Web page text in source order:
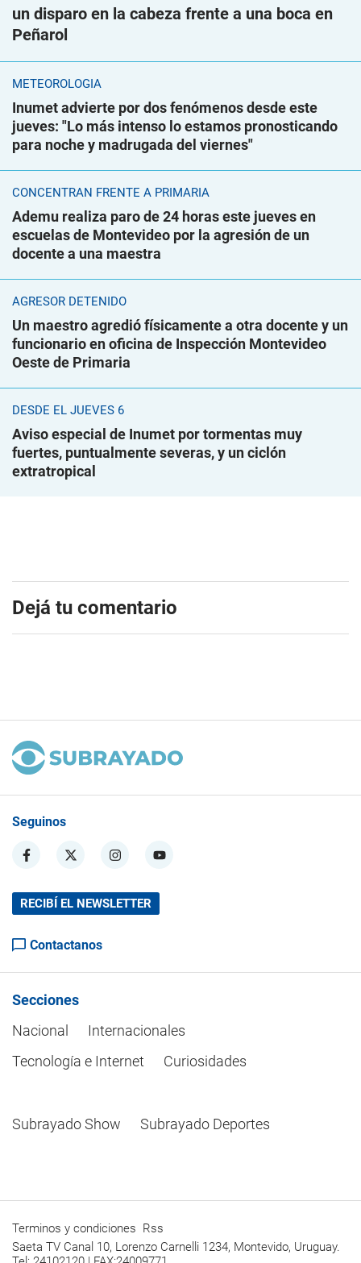
un disparo en la cabeza frente a una boca en
Peñarol
METEOROLOGÍA
Inumet advierte por dos fenómenos desde este
jueves: "Lo más intenso lo estamos pronosticando
para noche y madrugada del viernes"
CONCENTRAN FRENTE A PRIMARIA
Ademu realiza paro de 24 horas este jueves en
escuelas de Montevideo por la agresión de un
docente a una maestra
AGRESOR DETENIDO
Un maestro agredió físicamente a otra docente y un
funcionario en oficina de Inspección Montevideo
Oeste de Primaria
DESDE EL JUEVES 6
Aviso especial de Inumet por tormentas muy
fuertes, puntualmente severas, y un ciclón
extratropical
Dejá tu comentario
Seguinos
RECIBÍ EL NEWSLETTER
Contactanos
Secciones
Nacional
Internacionales
Tecnología e Internet
Curiosidades
Subrayado Show Subrayado Deportes
Terminos y condiciones Rss
Saeta TV Canal 10, Lorenzo Carnelli 1234, Montevido, Uruguay.